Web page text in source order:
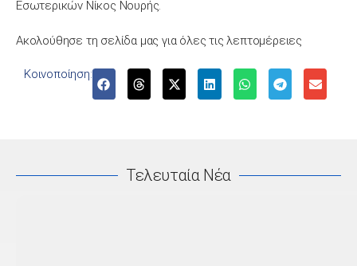
Εσωτερικών Νίκος Νουρής.
Ακολούθησε τη σελίδα μας για όλες τις λεπτομέρειες
Κοινοποίηση:
Τελευταία Νέα